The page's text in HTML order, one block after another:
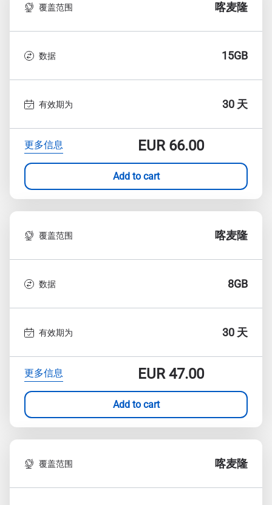
覆盖范围 喀麦隆
数据 15GB
有效期为 30 天
更多信息 EUR66.00
Add to cart
覆盖范围 喀麦隆
数据 8GB
有效期为 30 天
更多信息 EUR47.00
Add to cart
覆盖范围 喀麦隆